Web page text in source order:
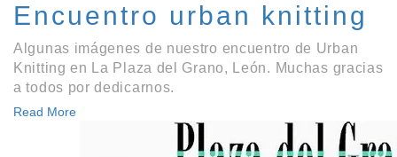
Encuentro urban knitting
Algunas imágenes de nuestro encuentro de Urban
Knitting en La Plaza del Grano, León. Muchas gracias
a todos por dedicarnos.
Read More